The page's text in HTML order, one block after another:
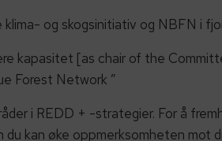
og skogsinitiativ og NBFN i
kapasitet [as chair of the
Forest Network ”
i REDD + -strategier. For å
kan øke oppmerksomheten mot